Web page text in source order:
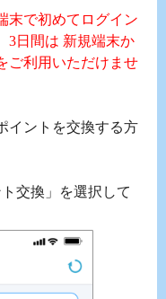
末で初めてログイン
3日間は 新規端末か
ご利用いただけませ
イントを交換する方
交換」を選択して